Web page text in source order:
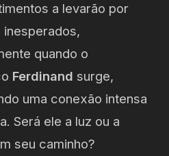
a levarão por
inesperados,
quando o
Ferdinand surge,
uma conexão intensa
Será ele a luz ou a
seu caminho?